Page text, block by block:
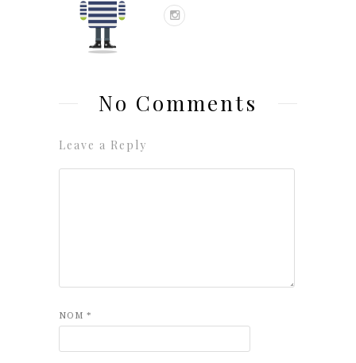
No Comments
Leave a Reply
NOM *